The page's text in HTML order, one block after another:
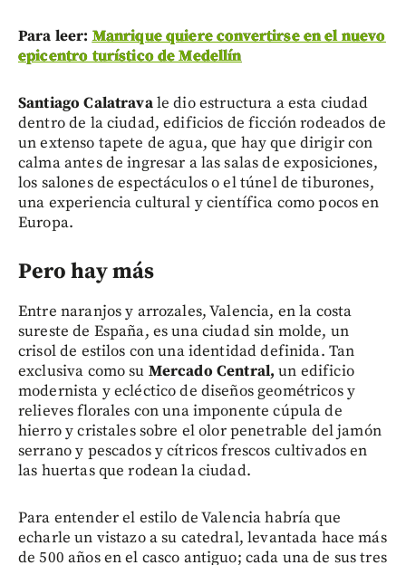
Para leer: Manrique quiere convertirse en el nuevo
epicentro turístico de Medellín
Santiago Calatravale dio estructura a esta ciudad
dentro de la ciudad, edificios de ficción rodeados de
un extenso tapete de agua, que hay que dirigir con
calma antes de ingresar a las salas de exposiciones,
los salones de espectáculos o el túnel de tiburones,
una experiencia cultural y científica como pocos en
Europa.
Pero hay más
Entre naranjos y arrozales, Valencia, en la costa
sureste de España, es una ciudad sin molde, un
crisol de estilos con una identidad definida. Tan
exclusiva como su Mercado Central, un edificio
modernista y ecléctico de diseños geométricos y
relieves florales con una imponente cúpula de
hierro y cristales sobre el olor penetrable del jamón
serrano y pescados y cítricos frescos cultivados en
las huertas que rodean la ciudad.
Para entender el estilo de Valencia habría que
echarle un vistazo a su catedral, levantada hace más
de 500 años en el casco antiguo; cada una de sus tres